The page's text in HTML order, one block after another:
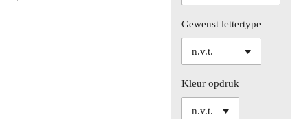
Gewenst lettertype
Kleur opdruk